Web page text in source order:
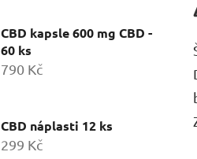
CBD kapsle 600 mg CBD -
60 ks
790 Kč
CBD náplasti 12 ks
299 Kč